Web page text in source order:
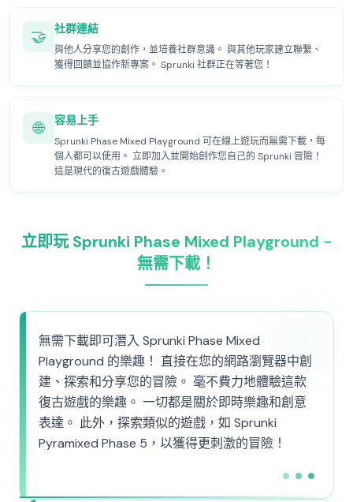
🤝 社群連結
與他人分享您的創作，並培養社群意識。 與其他玩家建立聯繫、
獲得回饋並協作新專案。 Sprunki 社群正在等著您！
🌐 容易上手
Sprunki Phase Mixed Playground 可在線上遊玩而無需下載，每
個人都可以使用。 立即加入並開始創作您自己的 Sprunki 冒險！
這是現代的復古遊戲體驗。
立即玩 Sprunki Phase Mixed Playground -
無需下載！
無需下載即可潛入 Sprunki Phase Mixed
Playground 的樂趣！ 直接在您的網路瀏覽器中創
建、探索和分享您的冒險。 毫不費力地體驗這款
復古遊戲的樂趣。 一切都是關於即時樂趣和創意
表達。 此外，探索類似的遊戲，如 Sprunki
Pyramixed Phase 5，以獲得更刺激的冒險！